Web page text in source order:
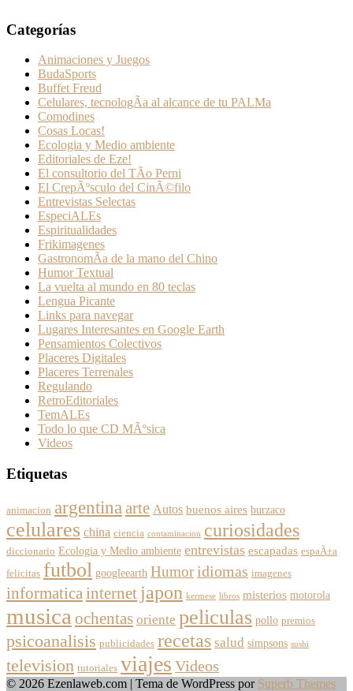
Categorías
Animaciones y Juegos
BudaSports
Buffet Freud
Celulares, tecnologÃ­a al alcance de tu PALMa
Comodines
Cosas Locas!
Ecologia y Medio ambiente
Editoriales de Eze!
El consultorio del TÃ­o Perni
El CrepÃºsculo del CinÃ©filo
Entrevistas Selectas
EspeciALEs
Espiritualidades
Frikimagenes
GastronomÃ­a de la mano del Chino
Humor Textual
La vuelta al mundo en 80 teclas
Lengua Picante
Links para navegar
Lugares Interesantes en Google Earth
Pensamientos Colectivos
Placeres Digitales
Placeres Terrenales
Regulando
RetroEditoriales
TemALEs
Todo lo que CD MÃºsica
Videos
Etiquetas
animacion argentina arte Autos buenos aires burzaco
celulares china ciencia contaminacion curiosidades
diccionario Ecologia y Medio ambiente entrevistas escapadas espaÃ±a
felicitas futbol googleearth Humor idiomas imagenes
informatica internet japon kermese libros misterios motorola
musica ochentas oriente peliculas pollo premios
psicoanalisis publicidades recetas salud simpsons sushi
television tutoriales viajes Videos
© 2026 Ezenlaweb.com | Tema de WordPress por Superb Themes